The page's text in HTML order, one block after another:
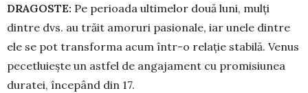
DRAGOSTE: Pe perioada ulti­melor două luni, mulți
dintre dvs. au trăit amoruri pasionale, iar unele dintre
ele se pot transforma acum într-o relație stabilă. Venus
pecet­luiește un astfel de angajament cu promisiunea
duratei, începând din 17.